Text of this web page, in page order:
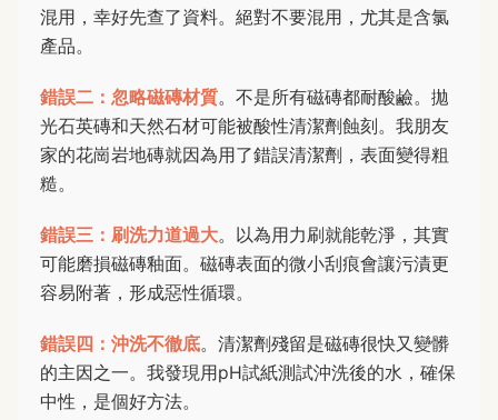
混用，幸好先查了資料。絕對不要混用，尤其是含氯
產品。
錯誤二：忽略磁磚材質。不是所有磁磚都耐酸鹼。拋
光石英磚和天然石材可能被酸性清潔劑蝕刻。我朋友
家的花崗岩地磚就因為用了錯誤清潔劑，表面變得粗
糙。
錯誤三：刷洗力道過大。以為用力刷就能乾淨，其實
可能磨損磁磚釉面。磁磚表面的微小刮痕會讓污漬更
容易附著，形成惡性循環。
錯誤四：沖洗不徹底。清潔劑殘留是磁磚很快又變髒
的主因之一。我發現用pH試紙測試沖洗後的水，確保
中性，是個好方法。